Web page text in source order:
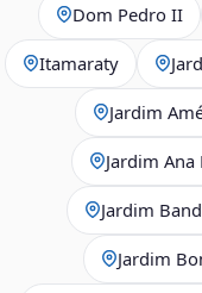
Dom Pedro II
Itamaraty
Jardim
Jardim Ana
Jardim
Jardim